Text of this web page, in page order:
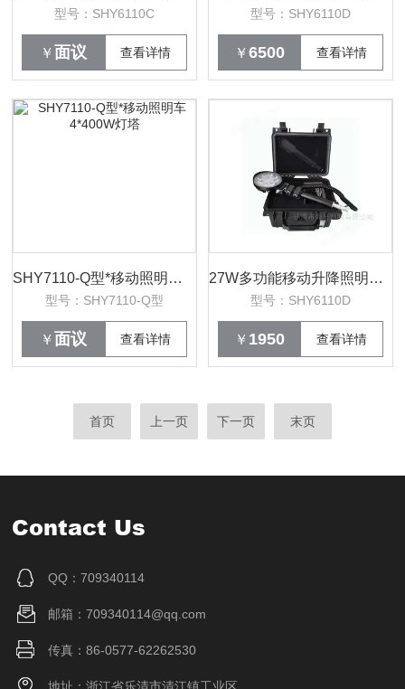
型号：SHY6110C
￥ 面议 查看详情
型号：SHY6110D
￥6500 查看详情
SHY7110-Q型*移动照明车4*400W灯塔
型号：SHY7110-Q型
￥ 面议 查看详情
27W多功能移动升降照明箱单头LED电量显示
型号：SHY6110D
￥ 1950 查看详情
首页 上一页 下一页 末页
Contact Us
QQ：709340114
邮箱：709340114@qq.com
传真：86-0577-62262530